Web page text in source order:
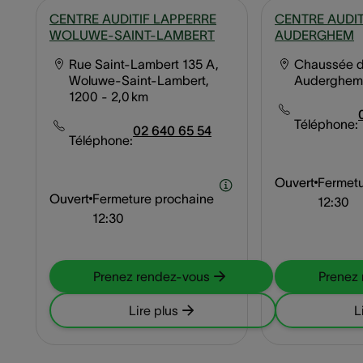
CENTRE AUDITIF LAPPERRE
WOLUWE-SAINT-LAMBERT
Rue Saint-Lambert 135 A,
Woluwe-Saint-Lambert,
1200 - 2,0 km
Téléphone:
02 640 65 54
Ouvert Fermeture prochaine
12:30
Prenez rendez-vous
Lire plus
CENTRE
AUDERGHEM
Chaussée
Téléphone:
Ouvert
12:30